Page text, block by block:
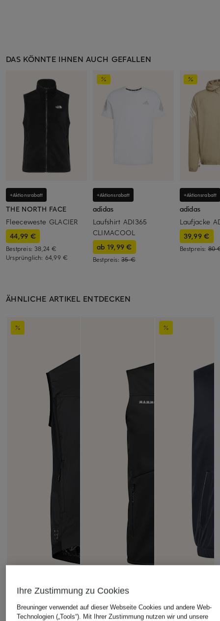
DAS KÖNNTE IHNEN AUCH GEFALLEN
+Aktionsrabatt
THE NORTH FACE
Fleeceweste GLACIER
44,99 €
Bestpreis:38,24 €
Ursprünglich: 64,99 €
+Aktionsrabatt
adidas
Laufshirt ADI365
CLIMACOOL
ab 19,99 €
Bestpreis: 35 €
+Aktionsrabatt
adidas
Laufjacke
39,99 €
Bestpreis: 80
ÄHNLICHE ARTIKEL ENTDECKEN
+Aktionsrabatt
VAUDE
Ultimate VIII SO Vest
+Aktionsrabatt
ETON
Ihre Zustimmung zu Cookies
Breuninger verwendet auf dieser Webseite Cookies und andere Web-
Technologien („Tools“). Mit Ihrer Zustimmung nutzen wir und unsere